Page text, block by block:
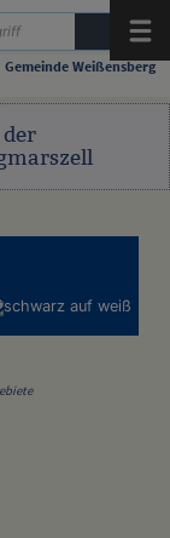
Gemeinde Weißensberg